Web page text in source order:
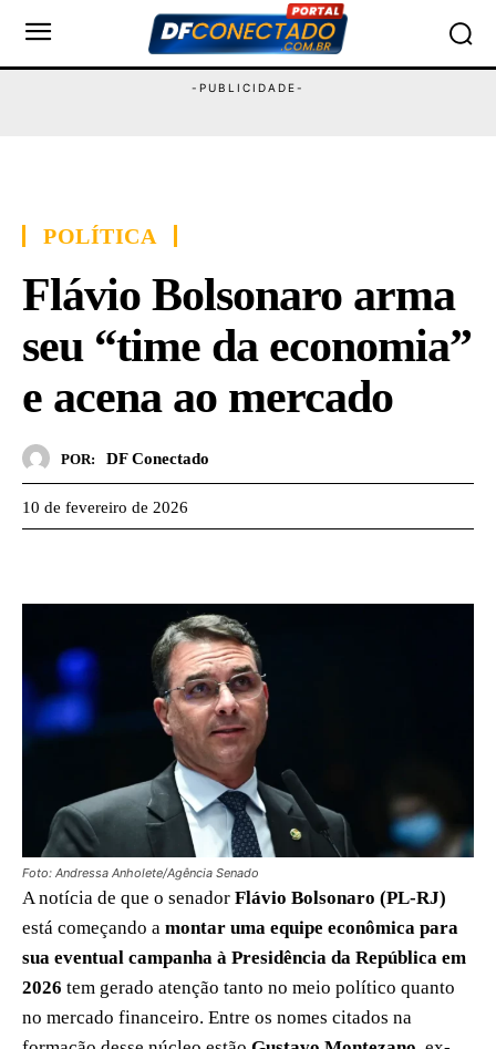
POLÍTICA
Flávio Bolsonaro arma
seu “time da economia”
e acena ao mercado
POR: DF Conectado
10 de fevereiro de 2026
Foto: Andressa Anholete/Agência Senado
A notícia de que o senador Flávio Bolsonaro (PL-RJ)
está começando a montar uma equipe econômica para
sua eventual campanha à Presidência da República em
2026 tem gerado atenção tanto no meio político quanto
no mercado financeiro. Entre os nomes citados na